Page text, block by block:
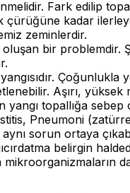
Fark edilip
kadar
zeminlerdir.
oluşan bir problemdir.
Çoğunlukla
Aşırı,
yangı topallığa
Pneumoni
sorun ortaya
belirgin